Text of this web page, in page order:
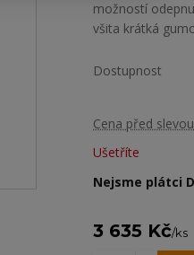
možností
všita krátká
Dostupnost
Cena před slevou
Ušetříte
Nejsme plátci
3 635 Kč/ks